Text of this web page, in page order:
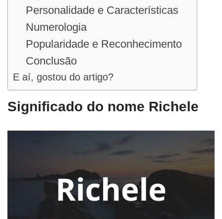
Personalidade e Características
Numerologia
Popularidade e Reconhecimento
Conclusão
E aí, gostou do artigo?
Significado do nome Richele